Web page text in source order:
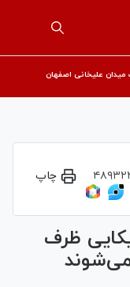
میدان علیخانی اصفهان
چاپ
ظرف
می‌شوند